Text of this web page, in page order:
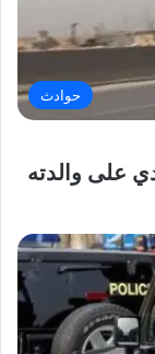
حوادث
على والدته